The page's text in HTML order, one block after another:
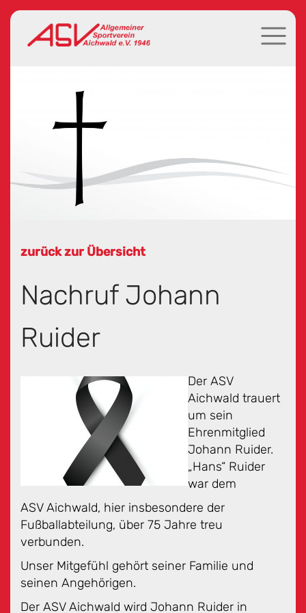
zurück zur Übersicht
Nachruf Johann
Ruider
Der ASV
Aichwald trauert
um sein
Ehrenmitglied
Johann Ruider.
„Hans“ Ruider
war dem
ASV Aichwald, hier insbesondere der
Fußballabteilung, über 75 Jahre treu
verbunden.
Unser Mitgefühl gehört seiner Familie und
seinen Angehörigen.
Der ASV Aichwald wird Johann Ruider in